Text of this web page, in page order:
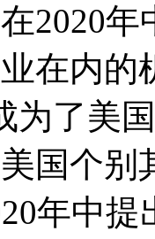
2020
在内的
为了美
国个别
年中